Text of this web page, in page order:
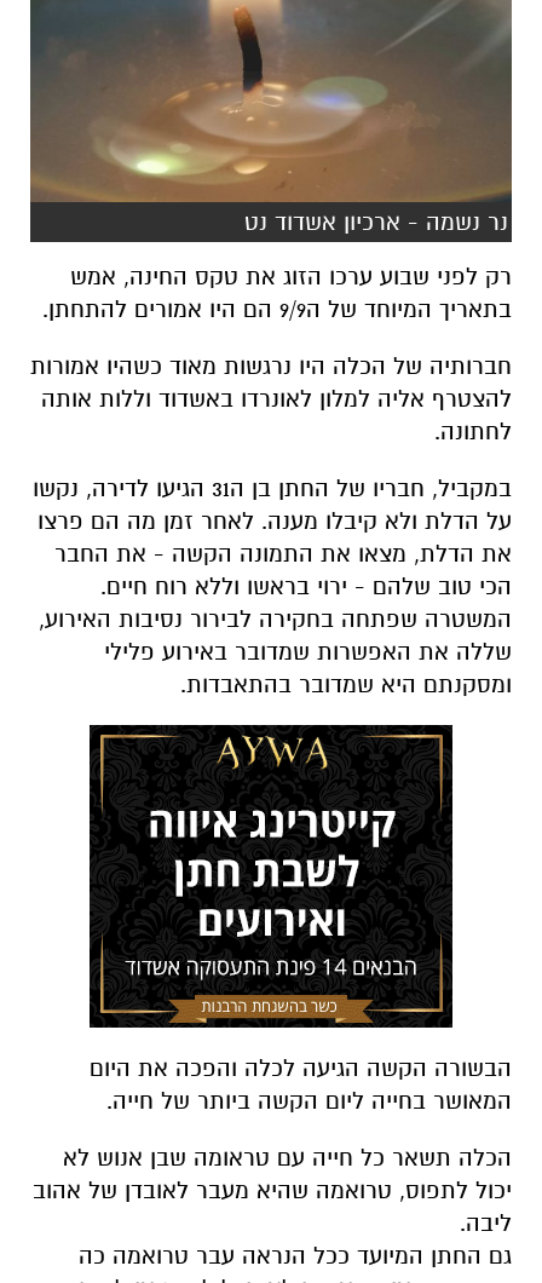
נר נשמה - ארכיון אשדוד נט
רק לפני שבוע ערכו הזוג את טקס החינה, אמש
בתאריך המיוחד של ה9/9 הם היו אמורים להתחתן.
חברותיה של הכלה היו נרגשות מאוד כשהיו אמורות
להצטרף אליה למלון לאונרדו באשדוד וללות אותה
לחתונה.
במקביל, חבריו של החתן בן ה31 הגיעו לדירה, נקשו
על הדלת ולא קיבלו מענה. לאחר זמן מה הם פרצו
את הדלת, מצאו את התמונה הקשה - את החבר
הכי טוב שלהם - ירוי בראשו וללא רוח חיים.
המשטרה שפתחה בחקירה לבירור נסיבות האירוע,
שללה את האפשרות שמדובר באירוע פלילי
ומסקנתם היא שמדובר בהתאבדות.
הבשורה הקשה הגיעה לכלה והפכה את היום
המאושר בחייה ליום הקשה ביותר של חייה.
הכלה תשאר כל חייה עם טראומה שבן אנוש לא
יכול לתפוס, טרואמה שהיא מעבר לאובדן של אהוב
ליבה.
גם החתן המיועד ככל הנראה עבר טרואמה כה